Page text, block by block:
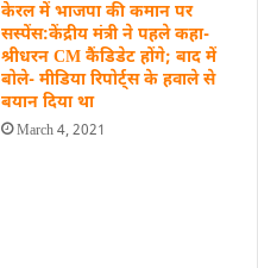
केरल में भाजपा की कमान पर
सस्पेंस:केंद्रीय मंत्री ने पहले कहा-
श्रीधरन CM कैंडिडेट होंगे; बाद में
बोले- मीडिया रिपोर्ट्स के हवाले से
बयान दिया था
March 4, 2021